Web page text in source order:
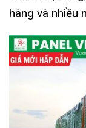
hàng và nhiều